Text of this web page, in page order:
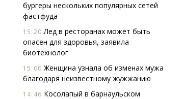
бургеры нескольких популярных сетей
фастфуда
15:20 Лед в ресторанах может быть
опасен для здоровья, заявила
биотехнолог
15:00 Женщина узнала об изменах мужа
благодаря неизвестному жужжанию
14:46 Косолапый в барнаульском